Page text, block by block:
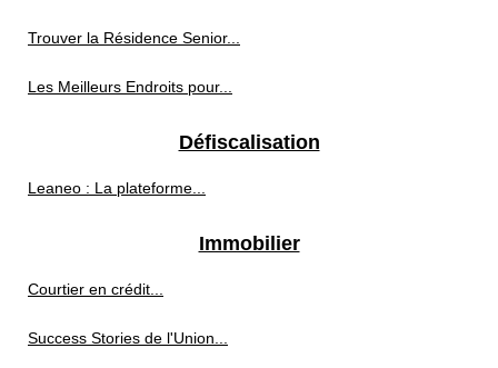
Trouver la Résidence Senior...
Les Meilleurs Endroits pour...
Défiscalisation
Leaneo : La plateforme...
Immobilier
Courtier en crédit...
Success Stories de l'Union...